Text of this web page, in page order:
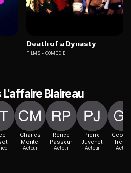
Death of a Dynasty
FILMS COMÉDIE
Blaireau
Charles
Montel
Acteur
Renée
Passeur
Acteur
Pierre
Juvenet
Acteur Acteur